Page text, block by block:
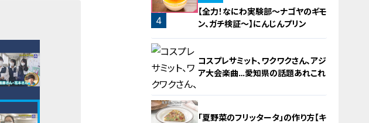
4
【全力！なにわ実験部～ナゴヤのギモ
ン、ガチ検証～】にんじんプリン
コスプレサミット、ワクワクさん、アジ
ア大会楽曲…愛知県の話題あれこれ
「夏野菜のフリッタータ」の作り方【キ